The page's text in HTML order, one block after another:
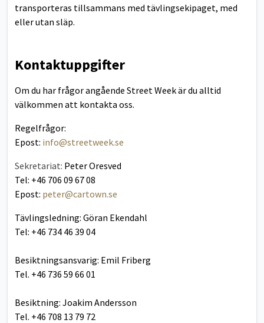
transporteras tillsammans med tävlingsekipaget, med
eller utan släp.
Kontaktuppgifter
Om du har frågor angående Street Week är du alltid
välkommen att kontakta oss.
Regelfrågor:
Epost: info@streetweek.se
Sekretariat: Peter Oresved
Tel: +46 706 09 67 08
Epost: peter@cartown.se
Tävlingsledning: Göran Ekendahl
Tel: +46 734 46 39 04
Besiktningsansvarig: Emil Friberg
Tel. +46 736 59 66 01
Besiktning: Joakim Andersson
Tel. +46 708 13 79 72